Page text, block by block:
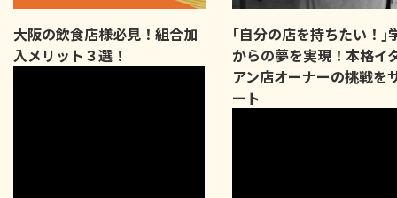
大阪の飲食店様必見！組合加
入メリット３選！
｢自分の店を持ちたい！｣
からの夢を実現！本格イ
アン店オーナーの挑戦を
ート